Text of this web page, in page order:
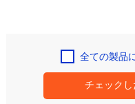
全ての製品
チェック